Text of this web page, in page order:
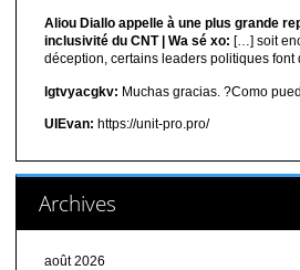
Aliou Diallo appelle à une plus grande
inclusivité du CNT | Wa sé xo: […] soit
déception, certains leaders politiques font
lgtvyacgkv: Muchas gracias. ?Como
UIEvan: https://unit-pro.pro/
Archives
août 2026